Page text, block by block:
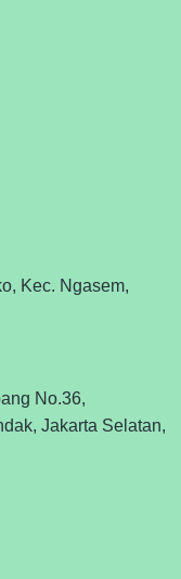
Kec. Ngasem,
No.36,
Jakarta Selatan,